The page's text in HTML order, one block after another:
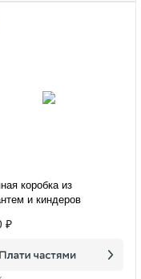
коробка из
и киндеров
₽